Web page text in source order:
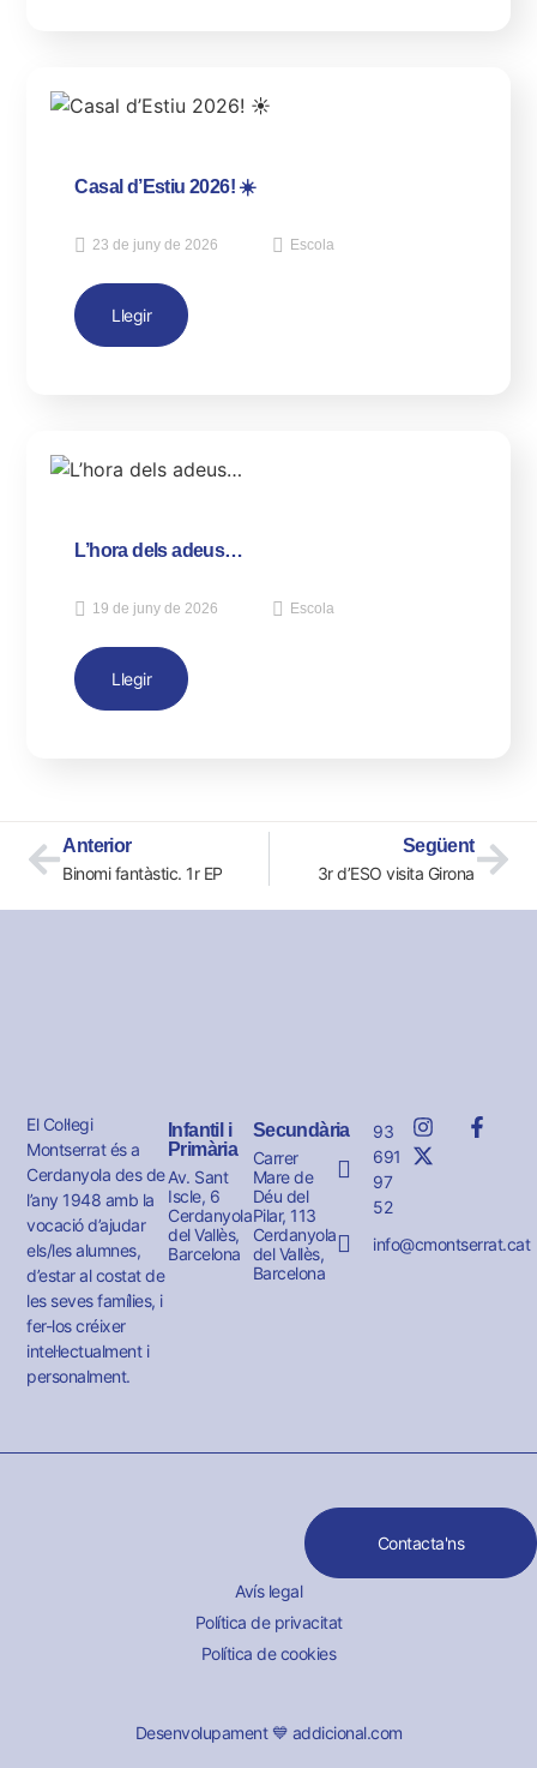
Casal d’Estiu 2026! ☀️
23 de juny de 2026 Escola
Llegir
L’hora dels adeus…
19 de juny de 2026 Escola
Llegir
Anterior
Binomi fantàstic. 1r EP
Següent
3r d’ESO visita Girona
El Col·legi
Montserrat és a
Cerdanyola des de
l’any 1948 amb la
vocació d’ajudar
els/les alumnes,
d’estar al costat de
les seves famílies, i
fer-los créixer
intel·lectualment i
personalment.
Infantil i
Primària
Av. Sant
Iscle, 6
Cerdanyola
del Vallès,
Barcelona
Secundària
Carrer
Mare de
Déu del
Pilar, 113
Cerdanyola
del Vallès,
Barcelona
93
691
97
52
info@cmontserrat.cat
Contacta'ns
Avís legal
Política de privacitat
Política de cookies
Desenvolupament 💙 addicional.com